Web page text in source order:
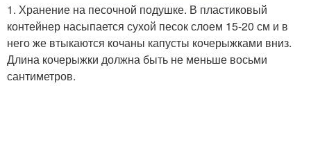
1. Хранение на песочной подушке. В пластиковый
контейнер насыпается сухой песок слоем 15-20 см и в
него же втыкаются кочаны капусты кочерыжками вниз.
Длина кочерыжки должна быть не меньше восьми
сантиметров.